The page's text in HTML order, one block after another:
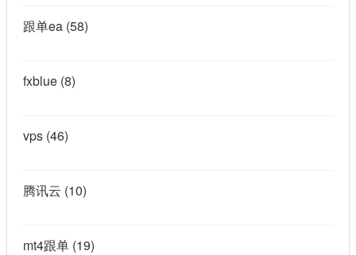
跟单ea (58)
fxblue (8)
vps (46)
腾讯云 (10)
mt4跟单 (19)